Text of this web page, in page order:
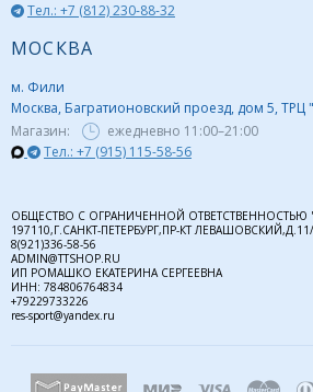
Тел.: +7 (812) 230-88-32
МОСКВА
м. Фили
Москва, Багратионовский проезд, дом 5,
Магазин:
ежедневно 11:00–21:00
Тел.: +7 (915) 115-58-56
ОБЩЕСТВО С ОГРАНИЧЕННОЙ ОТВЕТСТВЕННОСТЬЮ
197110,Г.САНКТ-ПЕТЕРБУРГ,ПР-КТ
8(921)336-58-56
ADMIN@TTSHOP.RU
ИП РОМАШКО ЕКАТЕРИНА СЕРГЕЕВНА
ИНН: 784806764834
+79229733226
res-sport@yandex.ru